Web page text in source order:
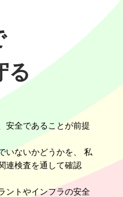
る
安全であることが前提
いないかどうかを、 私
連検査を通して確認
ントやインフラの安全